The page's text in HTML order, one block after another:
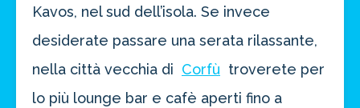
Kavos, nel sud dell’isola. Se invece
desiderate passare una serata rilassante,
nella città vecchia di Corfù troverete per
lo più lounge bar e cafè aperti fino a